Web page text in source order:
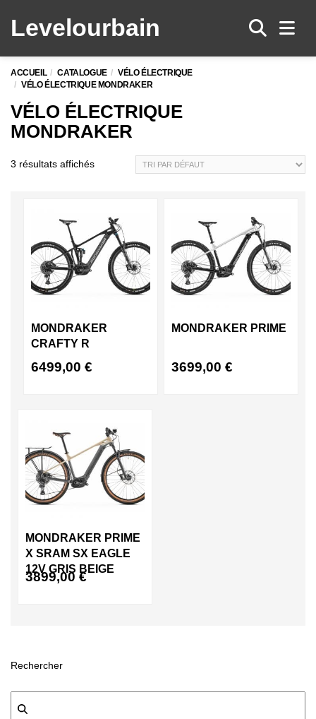
Levelourbain
ACCUEIL CATALOGUE
VÉLO ÉLECTRIQUE
VÉLO ÉLECTRIQUE MONDRAKER
VÉLO ÉLECTRIQUE
MONDRAKER
3 résultats affichés
MONDRAKER
CRAFTY R
6499,00 €
MONDRAKER PRIME
3699,00 €
MONDRAKER PRIME
X SRAM SX EAGLE
12V GRIS BEIGE
3899,00 €
Rechercher